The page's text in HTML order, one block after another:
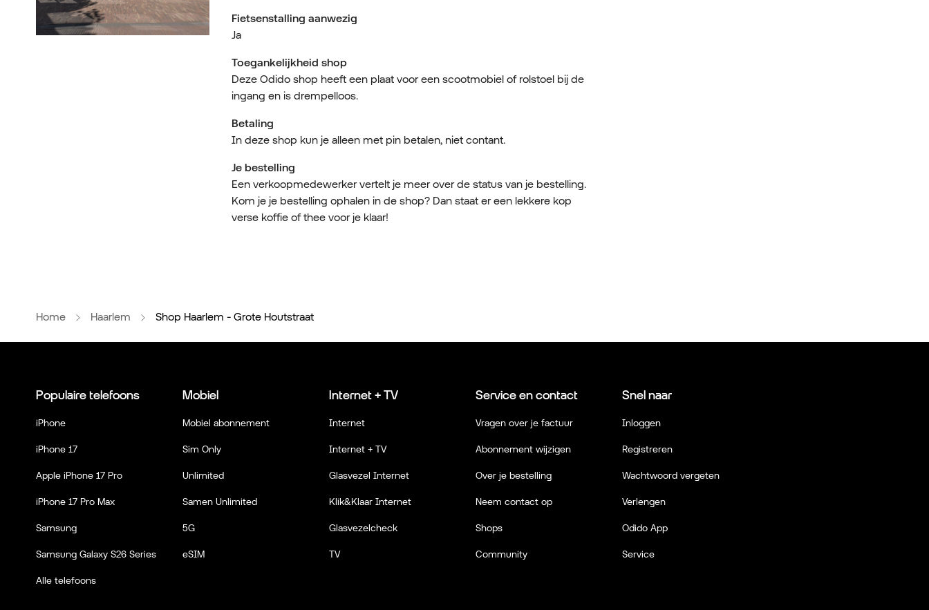
Fietsenstalling aanwezig
Ja
Toegankelijkheid shop
Deze Odido shop heeft een plaat voor een scootmobiel of rolstoel bij de
ingang en is drempelloos.
Betaling
In deze shop kun je alleen met pin betalen, niet contant.
Je bestelling
Een verkoopmedewerker vertelt je meer over de status van je bestelling.
Kom je je bestelling ophalen in de shop? Dan staat er een lekkere kop
verse koffie of thee voor je klaar!
Home Haarlem Shop Haarlem - Grote Houtstraat
Populaire telefoons
iPhone
iPhone 17
Apple iPhone 17 Pro
iPhone 17 Pro Max
Samsung
Samsung Galaxy S26 Series
Alle telefoons
Mobiel
Mobiel abonnement
Sim Only
Unlimited
Samen Unlimited
5G
eSIM
Internet + TV
Internet
Internet + TV
Glasvezel Internet
Klik&Klaar Internet
Glasvezelcheck
TV
Service en contact
Vragen over je factuur
Abonnement wijzigen
Over je bestelling
Neem contact op
Shops
Community
Snel naar
Inloggen
Registreren
Wachtwoord vergeten
Verlengen
Odido App
Service